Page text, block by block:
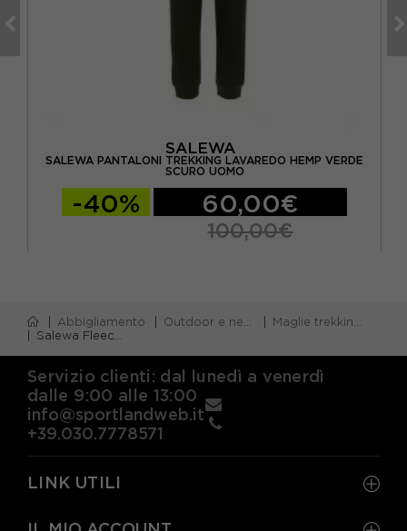
SALEWA
SALEWA PANTALONI TREKKING LAVAREDO HEMP VERDE
SCURO UOMO
-40% 60,00€
100,00€
Abbigliamento Outdoor e neve
Maglie trekking e alpinismo m/lunga
Salewa Fleece Puez Cammino Verde Uomo
Servizio clienti: dal lunedì a venerdì
dalle 9:00 alle 13:00
info@sportlandweb.it
+39.030.7778571
LINK UTILI